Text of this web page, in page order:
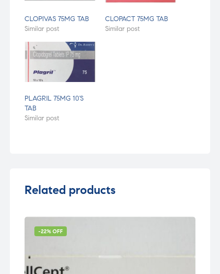
CLOPIVAS 75MG TAB
Similar post
CLOPACT 75MG TAB
Similar post
PLAGRIL 75MG 10’S
TAB
Similar post
Related products
-22% OFF